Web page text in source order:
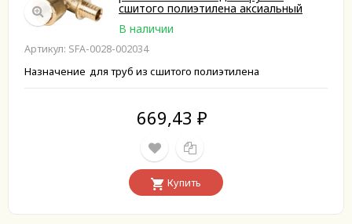
сшитого полиэтилена аксиальный
В наличии
Артикул: SFA-0028-002034
Назначение для труб из сшитого полиэтилена
669,43 ₽
Купить